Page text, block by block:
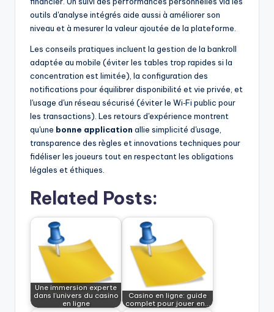
outils d'analyse intégrés aide aussi à améliorer son
niveau et à mesurer la valeur ajoutée de la plateforme.
Les conseils pratiques incluent la gestion de la bankroll
adaptée au mobile (éviter les tables trop rapides si la
concentration est limitée), la configuration des
notifications pour équilibrer disponibilité et vie privée, et
l'usage d'un réseau sécurisé (éviter le Wi‑Fi public pour
les transactions). Les retours d'expérience montrent
qu'une bonne application allie simplicité d'usage,
transparence des règles et innovations techniques pour
fidéliser les joueurs tout en respectant les obligations
légales et éthiques.
Related Posts:
Une immersion experte
dans l’univers du casino
en ligne
Casino en ligne: guide
complet pour jouer en…